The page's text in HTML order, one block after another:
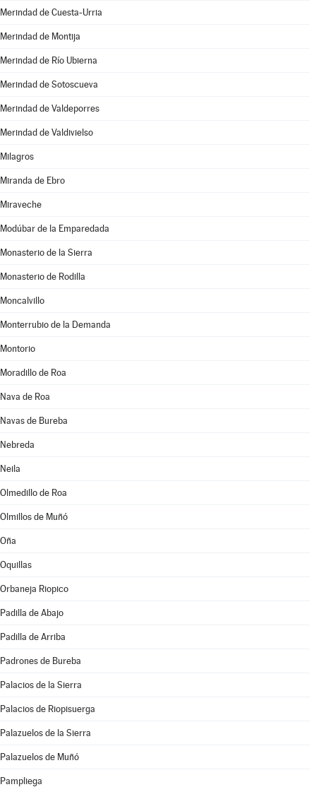
Merindad de Cuesta-Urria
Merindad de Montija
Merindad de Río Ubierna
Merindad de Sotoscueva
Merindad de Valdeporres
Merindad de Valdivielso
Milagros
Miranda de Ebro
Miraveche
Modúbar de la Emparedada
Monasterio de la Sierra
Monasterio de Rodilla
Moncalvillo
Monterrubio de la Demanda
Montorio
Moradillo de Roa
Nava de Roa
Navas de Bureba
Nebreda
Neila
Olmedillo de Roa
Olmillos de Muñó
Oña
Oquillas
Orbaneja Riopico
Padilla de Abajo
Padilla de Arriba
Padrones de Bureba
Palacios de la Sierra
Palacios de Riopisuerga
Palazuelos de la Sierra
Palazuelos de Muñó
Pampliega